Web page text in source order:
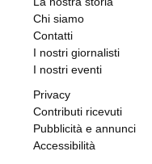
Chi siamo
Contatti
I nostri giornalisti
I nostri eventi
Privacy
Contributi ricevuti
Pubblicità e annunci
Accessibilità